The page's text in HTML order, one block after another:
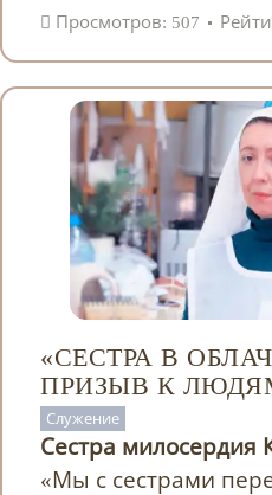
Просмотров: 507
«СЕСТРА В
ПРИЗЫВ К
Служение
Сестра милосердия
«Мы с сестрами